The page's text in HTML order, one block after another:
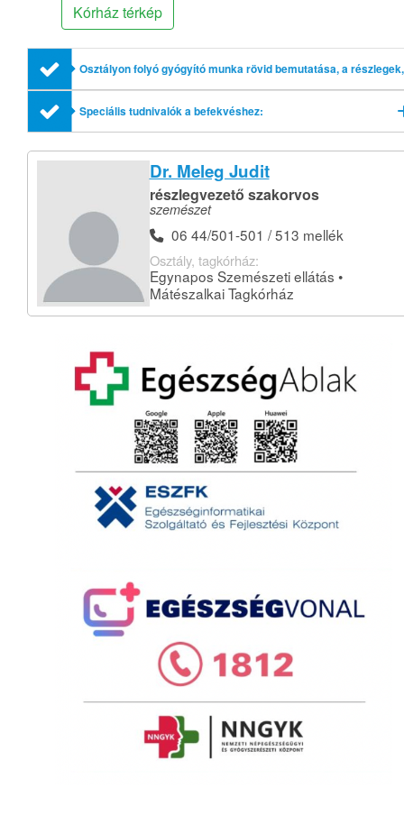
Kórház térkép
Osztályon folyó gyógyító munka rövid bemutatása, a részlegek,
profilok említésével
Speciális tudnivalók a befekvéshez:
Dr. Meleg Judit
részlegvezető szakorvos
szemészet
06 44/501-501 / 513 mellék
Osztály, tagkórház:
Egynapos Szemészeti ellátás •
Mátészalkai Tagkórház